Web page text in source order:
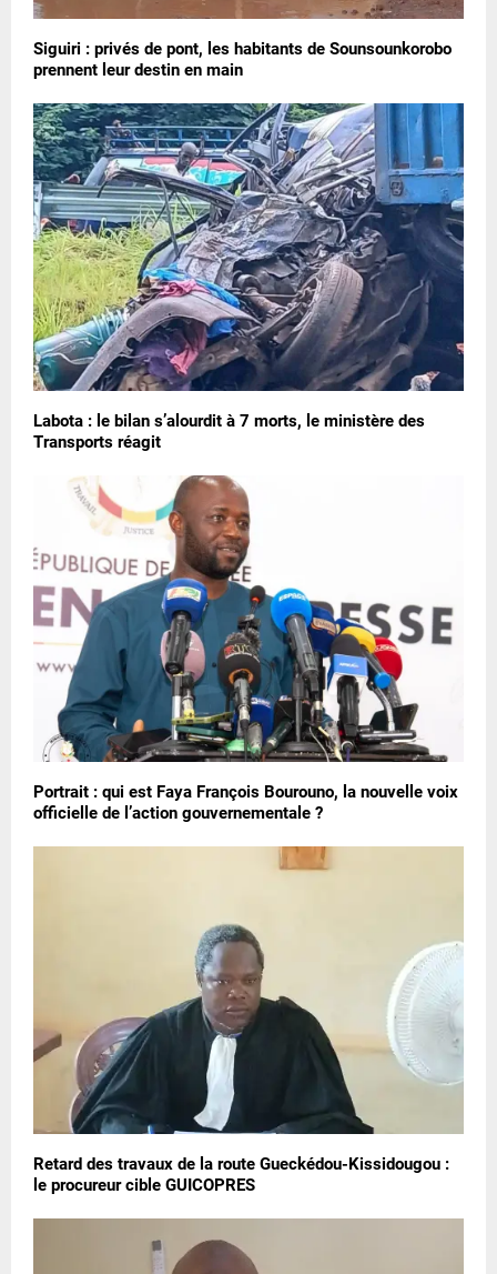
Siguiri : privés de pont, les habitants de Sounsounkorobo
prennent leur destin en main
Labota : le bilan s’alourdit à 7 morts, le ministère des
Transports réagit
Portrait : qui est Faya François Bourouno, la nouvelle voix
officielle de l’action gouvernementale ?
Retard des travaux de la route Gueckédou-Kissidougou :
le procureur cible GUICOPRES